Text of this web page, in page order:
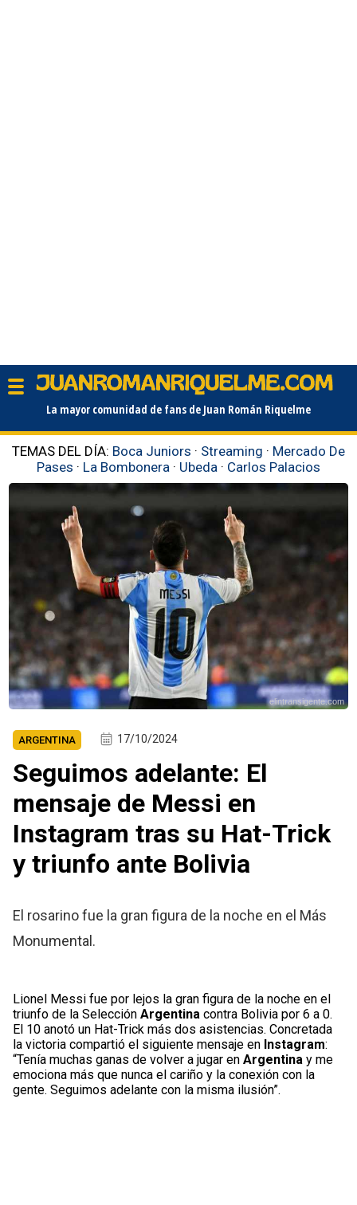
La mayor comunidad de fans de Juan Román Riquelme
TEMAS DEL DÍA: Boca Juniors · Streaming · Mercado De
Pases · La Bombonera · Ubeda · Carlos Palacios
elintransigente.com
ARGENTINA 17/10/2024
Seguimos adelante: El
mensaje de Messi en
Instagram tras su Hat-Trick
y triunfo ante Bolivia
El rosarino fue la gran figura de la noche en el Más
Monumental.
Lionel Messi fue por lejos la gran figura de la noche en el
triunfo de la Selección Argentina contra Bolivia por 6 a 0.
El 10 anotó un Hat-Trick más dos asistencias. Concretada
la victoria compartió el siguiente mensaje en Instagram:
“Tenía muchas ganas de volver a jugar en Argentina y me
emociona más que nunca el cariño y la conexión con la
gente. Seguimos adelante con la misma ilusión”.